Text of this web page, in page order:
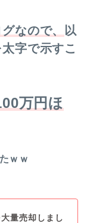
なので、
以
字で示すこ
万円ほ
ｗｗ
大量売却しまし